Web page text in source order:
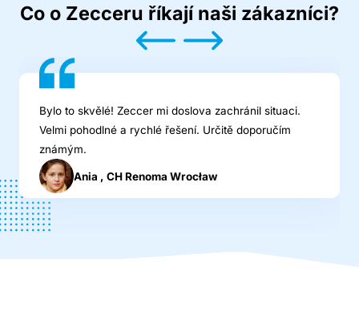
Co o Zecceru říkají naši zákazníci?
Bylo to skvělé! Zeccer mi doslova zachránil situaci.
Velmi pohodlné a rychlé řešení. Určitě doporučím
známým.
Ania , CH Renoma Wrocław